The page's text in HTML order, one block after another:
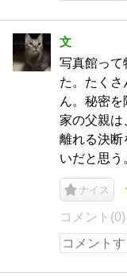
文
写真館って
た。たくさ
ん。秘密
家の父親は
離れる決断
いだと思う
ナイス
コメント(0)